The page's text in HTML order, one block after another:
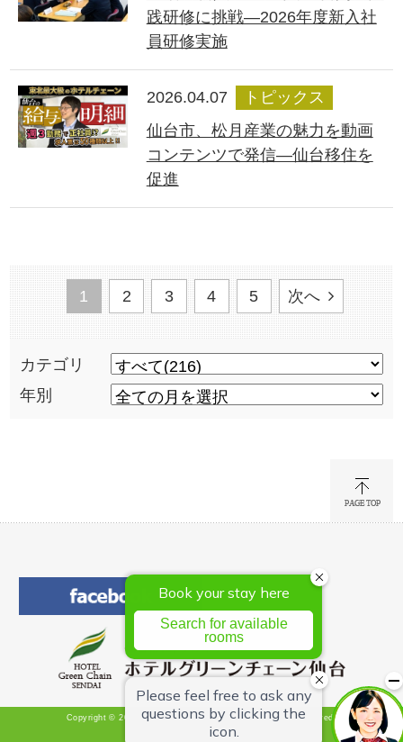
践研修に挑戦―2026年度新入社
員研修実施
2026.04.07
トピックス
仙台市、松月産業の魅力を動画
コンテンツで発信―仙台移住を
促進
1 2 3 4 5 次へ
カテゴリ
年別
Copyright © 2026 Hotel Green Chain Sendai All Rights Reserved.